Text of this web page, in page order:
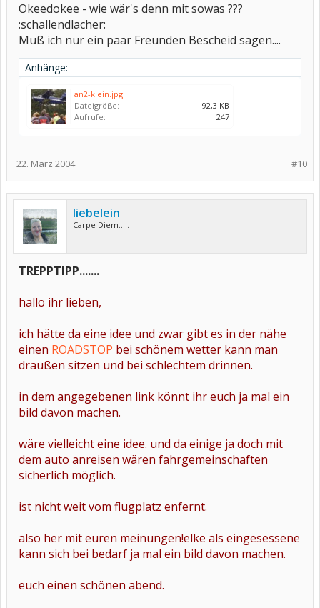
Okeedokee - wie wär's denn mit sowas ???
:schallendlacher:
Muß ich nur ein paar Freunden Bescheid sagen....
Anhänge:
an2-klein.jpg
Dateigröße:
92,3 KB
Aufrufe:
247
#10
22. März 2004
liebelein
Carpe Diem.....
TREPPTIPP.......
hallo ihr lieben,
ich hätte da eine idee und zwar gibt es in der nähe
einen ROADSTOP bei schönem wetter kann man
draußen sitzen und bei schlechtem drinnen.
in dem angegebenen link könnt ihr euch ja mal ein
bild davon machen.
wäre vielleicht eine idee. und da einige ja doch mit
dem auto anreisen wären fahrgemeinschaften
sicherlich möglich.
ist nicht weit vom flugplatz enfernt.
also her mit euren meinungen!elke als eingesessene
kann sich bei bedarf ja mal ein bild davon machen.
euch einen schönen abend.